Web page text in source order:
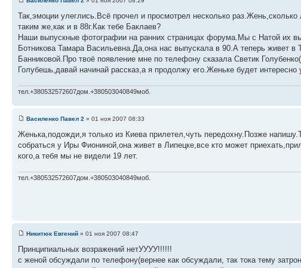
Так,эмоции улеглись.Всё прочел и просмотрел несколько
таким же,как и в 88г.Как тебе Баклаев?
Наши выпускные фотографии на ранних страницах форума.Мы с Натой их
Ботникова Тамара Васильевна.Да,она нас выпускала в 90.А теперь живет
Банниковой.Про твоё появление мне по телефону сказала Светик
Голубешь,давай начинай рассказ,а я продолжу его.Женьке будет интересно
тел.+380532572607дом.+380503040849моб.
Василенко Павел 2 » 01 ноя 2007 08:33
Женька,подожди,я только из Киева прилетел,чуть передохну.Позже
собраться у Иры Фиониной,она живет в Липецке,все кто может
кого,а тебя мы не видели 19 лет.
тел.+380532572607дом.+380503040849моб.
Никитюк Евгений » 01 ноя 2007 08:47
Принципиальных возражений нетУУУУ!!!!!!
с женой обсуждали по телефону(вернее как обсуждали, так тока тему